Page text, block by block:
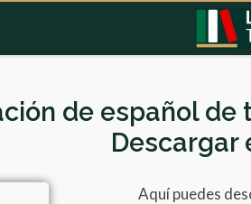
de español
Descargar
Aquí puedes